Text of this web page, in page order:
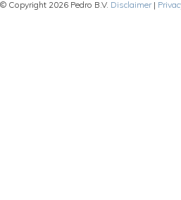
© Copyright 2026 Pedro B.V. Disclaimer|